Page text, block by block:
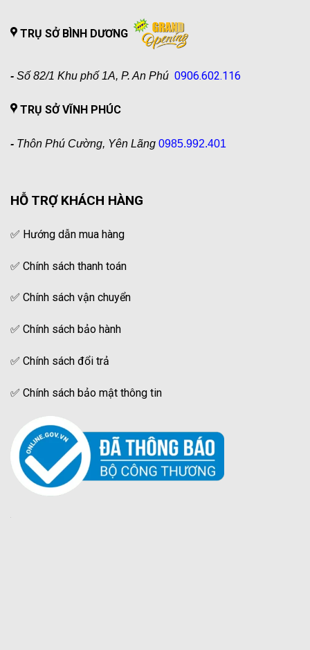
TRỤ SỞ BÌNH DƯƠNG
- Số 82/1 Khu phố 1A, P. An Phú 0906.602.116
TRỤ SỞ VĨNH PHÚC
- Thôn Phú Cường, Yên Lãng 0985.992.401
HỖ TRỢ KHÁCH HÀNG
✅ Hướng dẫn mua hàng
✅ Chính sách thanh toán
✅ Chính sách vận chuyển
✅ Chính sách bảo hành
✅ Chính sách đổi trả
✅ Chính sách bảo mật thông tin